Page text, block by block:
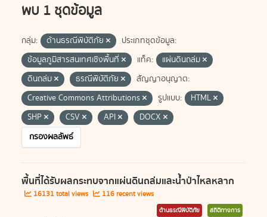
พบ 1 ชุดข้อมูล
กลุ่ม: ด้านธรณีพิบัติภัย
ประเภทชุดข้อมูล:
ข้อมูลภูมิสารสนเทศเชิงพื้นที่
แท็ค:
แผ่นดินถล่ม
ดินถล่ม
ธรณีพิบัติภัย
สัญญาอนุญาต:
Creative Commons Attributions
รูปแบบ:
HTML
SHP
CSV API
DOCX
กรองผลลัพธ์
พื้นที่ได้รับผลกระทบจากแผ่นดินถล่มและน้ำป่าไหลหลาก
16131 total views 116 recent views
ด้านธรณีพิบัติภัย สถิติทางการ